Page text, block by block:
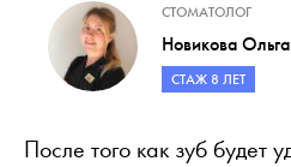
СТОМАТОЛОГ
Новикова
СТАЖ 8 ЛЕТ
После того как зуб будет